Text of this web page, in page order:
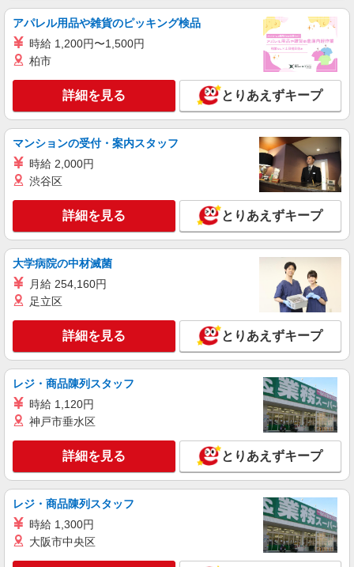
株式会社シエロ
【softbank】人気機種に詳しくなれる携帯販
売
月給280000円〜320000円（経験・能力によ
る） ※残業代支給 ★交通費別途支給（規定あり）
゜+゜・。○。・゜+゜・。○。・゜+゜ 入社祝い金
10万円支給(規定有) お友達を紹介頂くと, インセン
ティブ支給(規定有) ゜・。○。・゜+゜・。
○。・゜+゜
愛知県豊橋市のsoftbankショップ
キープ 詳細を見る
派遣社員
株式会社シエロ
【UQモバイル】人気機種に詳しくなれる携帯
販売
時給1400円〜1500円（経験・能力による） ※
残業代支給 ★交通費別途支給（規定あり） ゜
+゜・。○。・゜+゜・。○。・゜+゜ 入社祝い金10
有）★ ゜・。○。・゜+゜・。○。・゜+゜
詳細を見る
株式会社シエロ
【au】人気機種に詳しくなれる携帯販売
時給1400円〜1500円（経験・能力による） ※
残業代支給 ★交通費別途支給（規定あり） ゜
+゜・。○。・゜+゜・。○。・゜+゜ 入社祝い金10
万円支給(規定有) お友達を紹介頂くと, インセンテ
ィブ支給(規定有) ★月2回払い・週払い可能（規程
有）★ ゜・。○。・゜+゜・。○。・゜+゜
キープ 詳細を見る
アパレル用品や雑貨のピッキング検品
時給 1,200円〜1,500円
柏市
詳細を見る とりあえずキープ
マンションの受付・案内スタッフ
時給 2,000円
渋谷区
詳細を見る とりあえずキープ
大学病院の中材滅菌
月給 254,160円
足立区
詳細を見る とりあえずキープ
レジ・商品陳列スタッフ
時給 1,120円
神戸市垂水区
詳細を見る とりあえずキープ
レジ・商品陳列スタッフ
時給 1,300円
大阪市中央区